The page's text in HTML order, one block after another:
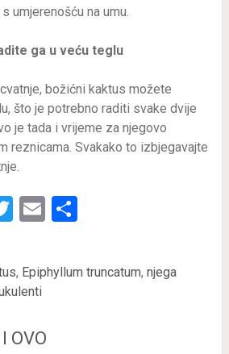
umjerenošću na umu.
ga u veću teglu
božićni kaktus možete
što je potrebno raditi svake dvije
je tada i vrijeme za njegovo
reznicama. Svakako to izbjegavajte
Twitter
EmailShare
, Epiphyllum truncatum, njega
OVO